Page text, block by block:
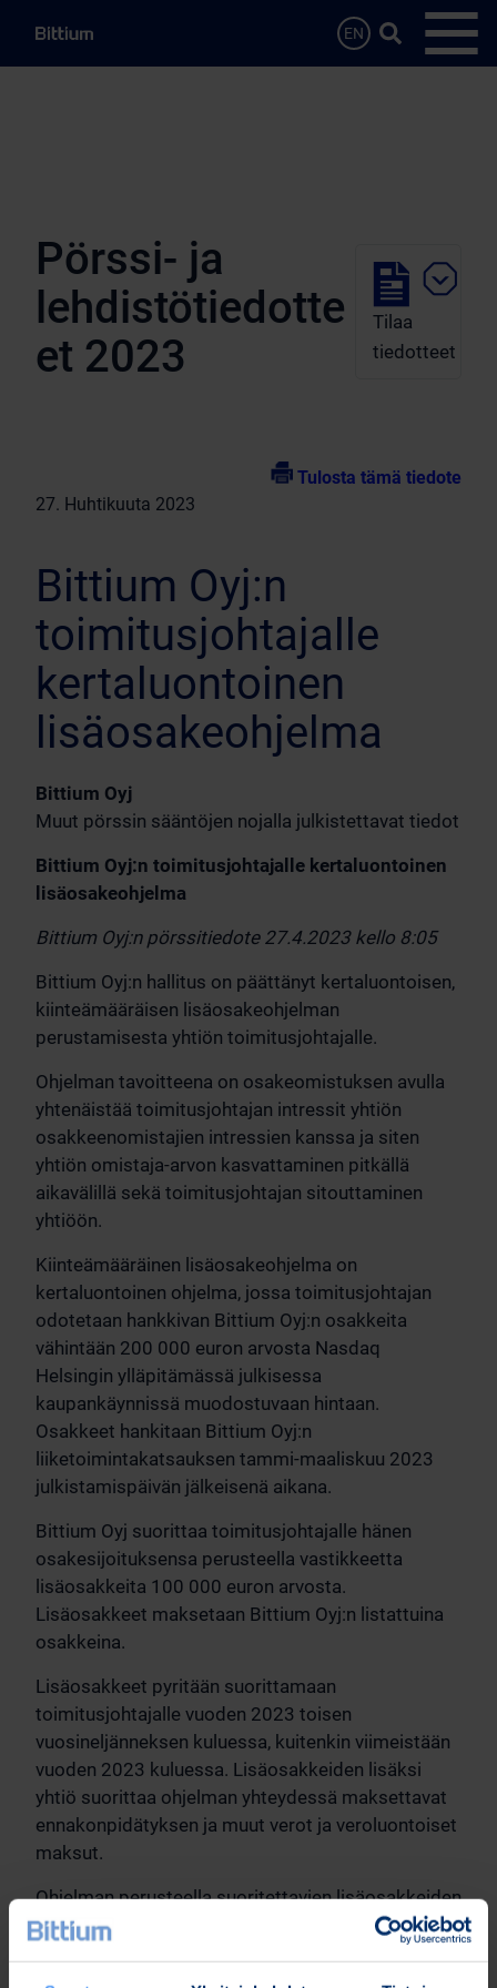
EN
Hae…
Avaa
Pörssi- ja
lehdistötiedotte
et 2023
Tilaa
tiedotteet
Tulosta tämä tiedote
27. Huhtikuuta 2023
Bittium Oyj:n
toimitusjohtajalle
kertaluontoinen
lisäosakeohjelma
Bittium Oyj
Muut pörssin sääntöjen nojalla julkistettavat tiedot
Bittium Oyj:n toimitusjohtajalle kertaluontoinen
lisäosakeohjelma
Bittium Oyj:n pörssitiedote 27.4.2023 kello 8:05
Bittium Oyj:n hallitus on päättänyt kertaluontoisen,
kiinteämääräisen lisäosakeohjelman
perustamisesta yhtiön toimitusjohtajalle.
Ohjelman tavoitteena on osakeomistuksen avulla
yhtenäistää toimitusjohtajan intressit yhtiön
osakkeenomistajien intressien kanssa ja siten
yhtiön omistaja-arvon kasvattaminen pitkällä
aikavälillä sekä toimitusjohtajan sitouttaminen
yhtiöön.
Kiinteämääräinen lisäosakeohjelma on
kertaluontoinen ohjelma, jossa toimitusjohtajan
odotetaan hankkivan Bittium Oyj:n osakkeita
vähintään 200 000 euron arvosta Nasdaq
Helsingin ylläpitämässä julkisessa
kaupankäynnissä muodostuvaan hintaan.
Osakkeet hankitaan Bittium Oyj:n
liiketoimintakatsauksen tammi-maaliskuu 2023
julkistamispäivän jälkeisenä aikana.
Bittium Oyj suorittaa toimitusjohtajalle hänen
osakesijoituksensa perusteella vastikkeetta
lisäosakkeita 100 000 euron arvosta.
Lisäosakkeet maksetaan Bittium Oyj:n listattuina
osakkeina.
Lisäosakkeet pyritään suorittamaan
toimitusjohtajalle vuoden 2023 toisen
vuosineljänneksen kuluessa, kuitenkin viimeistään
vuoden 2023 kuluessa. Lisäosakkeiden lisäksi
yhtiö suorittaa ohjelman yhteydessä maksettavat
ennakonpidätyksen ja muut verot ja veroluontoiset
maksut.
Ohjelman perusteella suoritettavien lisäosakkeiden
määrä, arvioituna yhtiön osakkeen tämänhetkisen
osaketta. Ohjelman perusteella toteutuva